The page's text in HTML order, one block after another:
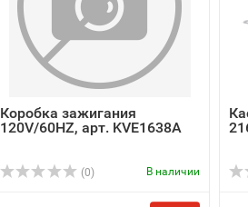
Коробка зажигания
120V/60HZ, арт. KVE1638A
(0) В наличии